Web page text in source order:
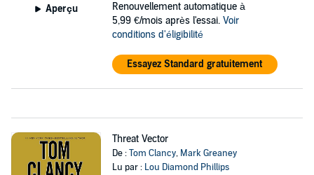
Aperçu
Renouvellement automatique à
5,99 €/mois après l'essai. Voir
conditions d'éligibilité
Essayez Standard gratuitement
Threat Vector
De :Tom Clancy, Mark Greaney
Lu par : Lou Diamond Phillips